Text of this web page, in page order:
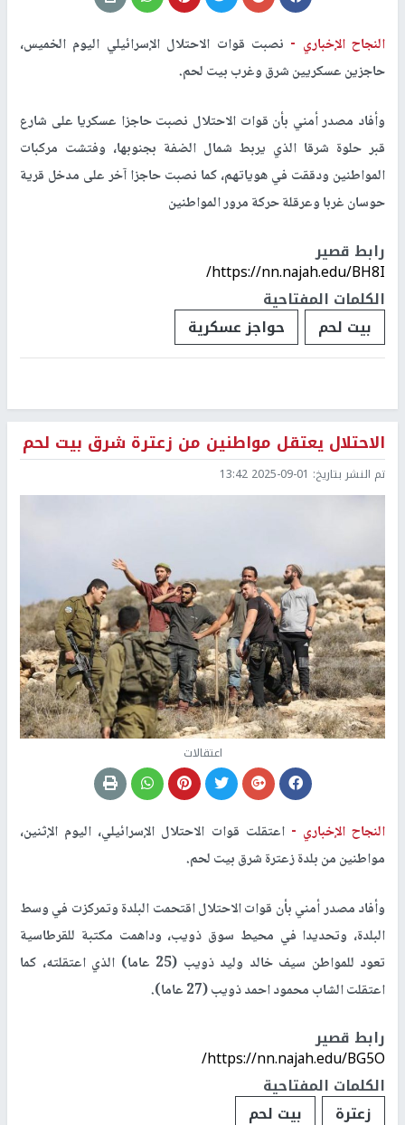
النجاح الإخباري - نصبت قوات الاحتلال الإسرائيلي اليوم الخميس،
حاجزين عسكريين شرق وغرب بيت لحم.
وأفاد مصدر أمني بأن قوات الاحتلال نصبت حاجزا عسكريا على شارع
قبر حلوة شرقا الذي يربط شمال الضفة بجنوبها، وفتشت مركبات
المواطنين ودققت في هوياتهم، كما نصبت حاجزا آخر على مدخل قرية
حوسان غربا وعرقلة حركة مرور المواطنين
رابط قصير
https://nn.najah.edu/BH8I/
الكلمات المفتاحية
بيت لحم
حواجز عسكرية
الاحتلال يعتقل مواطنين من زعترة شرق بيت لحم
تم النشر بتاريخ: 2025-09-01 13:42
اعتقالات
النجاح الإخباري -اعتقلت قوات الاحتلال الإسرائيلي، اليوم الإثنين،
مواطنين من بلدة زعترة شرق بيت لحم.
وأفاد مصدر أمني بأن قوات الاحتلال اقتحمت البلدة وتمركزت في وسط
البلدة، وتحديدا في محيط سوق ذويب، وداهمت مكتبة للقرطاسية
تعود للمواطن سيف خالد وليد ذويب (25 عاما) الذي اعتقلته، كما
اعتقلت الشاب محمود احمد ذويب (27 عاما).
رابط قصير
https://nn.najah.edu/BG5O/
الكلمات المفتاحية
زعترة
بيت لحم